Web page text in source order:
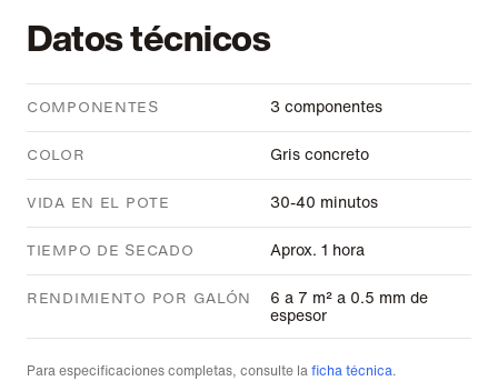
Datos técnicos
COMPONENTES 3 componentes
COLOR Gris concreto
VIDA EN EL POTE 30-40 minutos
TIEMPO DE SECADO Aprox. 1 hora
RENDIMIENTO POR GALÓN 6 a 7 m² a 0.5 mm de
espesor
Para especificaciones completas, consulte laficha técnica.